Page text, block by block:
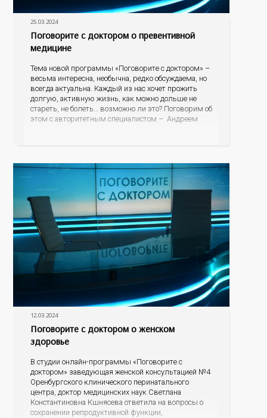
25.03.2024
Поговорите с доктором о превентивной
медицине
Тема новой программы «Поговорите с доктором» –
весьма интересна, необычна, редко обсуждаема, но
всегда актуальна. Каждый из нас хочет прожить
долгую, активную жизнь, как можно дольше не
стареть, не болеть… возможно ли это? Поговорим об
этом с авторитетным специалистом – Андреем
12.03.2024
Поговорите с доктором о женском
здоровье
В студии онлайн-программы «Поговорите с
доктором» заведующая женской консультацией №4
Оренбургского клинического перинатального
центра, доктор медицинских наук Светлана
Константиновна Кшнясева ответила на вопросы о
сохранении репродуктивной функции,